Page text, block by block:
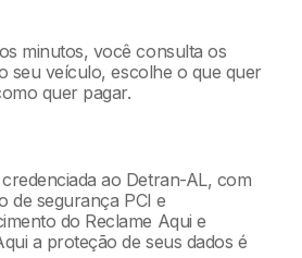
minutos, você consulta os
seu veículo, escolhe o que quer
quer pagar.
ao Detran-AL, com
de segurança PCI e
do Reclame Aqui e
a proteção de seus dados é